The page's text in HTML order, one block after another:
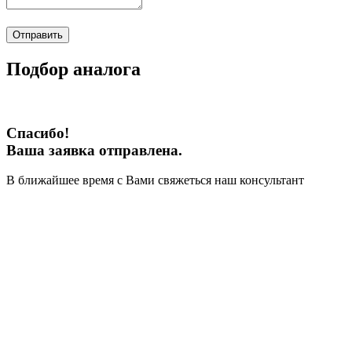
Отправить
Подбор аналога
Спасибо!
Ваша заявка отправлена.
В ближайшее время с Вами свяжеться наш консультант